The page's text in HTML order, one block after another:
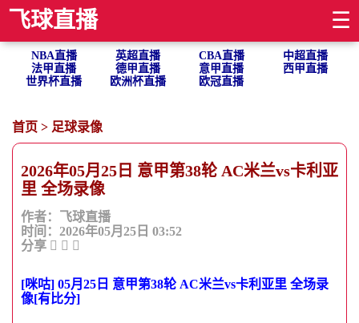
飞球直播 ☰
NBA直播 英超直播 CBA直播
中超直播
法甲直播
德甲直播 意甲直播
西甲直播
世界杯直播
欧洲杯直播 欧冠直播
首页 > 足球录像
2026年05月25日 意甲第38轮 AC米兰vs卡利亚
里 全场录像
作者：飞球直播
时间：2026年05月25日 03:52
分享
[咪咕] 05月25日 意甲第38轮 AC米兰vs卡利亚里 全场录
像[有比分]